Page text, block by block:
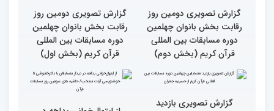
گزارش تصویری سومین روز
رقابت بخش برادران
چهلمین دوره مسابقات
بین‌المللی قرآن کریم(بخش
دوم)
گزارش تصویری سومین روز
رقابت بخش برادران
چهلمین دوره مسابقات
بین‌المللی قرآن کریم(بخش
اول)